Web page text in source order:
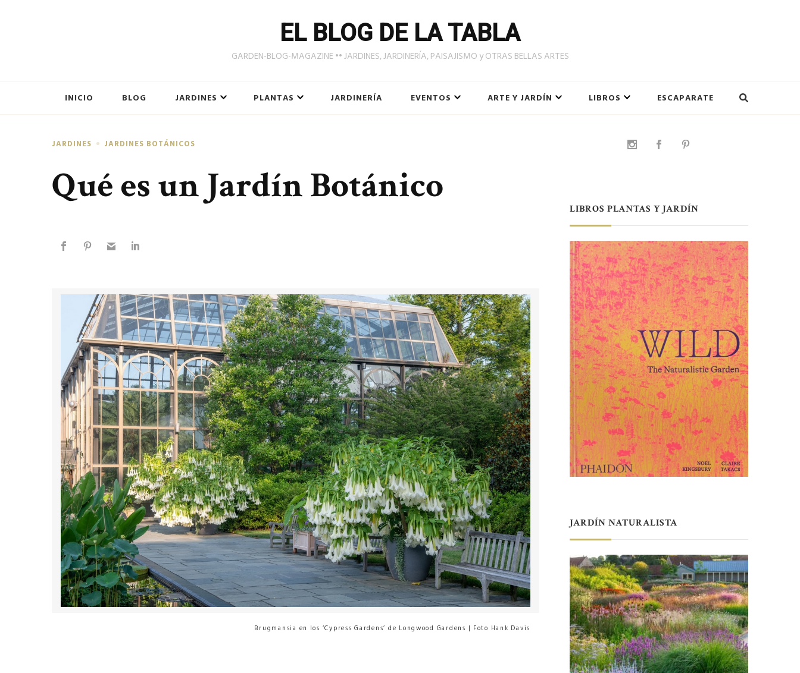
EL BLOG DE LA TABLA
GARDEN-BLOG-MAGAZINE •• JARDINES, JARDINERÍA, PAISAJISMO y OTRAS BELLAS ARTES
INICIO BLOG JARDINES PLANTAS JARDINERÍA EVENTOS ARTE Y JARDÍN LIBROS ESCAPARATE
JARDINES JARDINES BOTÁNICOS
Qué es un Jardín Botánico
Brugmansia en los ‘Cypress Gardens’ de Longwood Gardens | Foto Hank Davis
LIBROS PLANTAS Y JARDÍN
JARDÍN NATURALISTA